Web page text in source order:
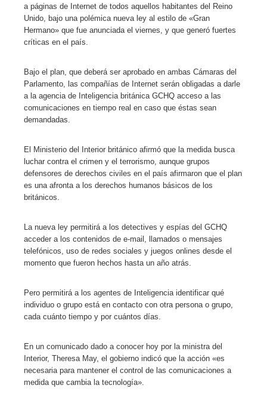
a páginas de Internet de todos aquellos habitantes del Reino
Unido, bajo una polémica nueva ley al estilo de «Gran
Hermano» que fue anunciada el viernes, y que generó fuertes
críticas en el país.
Bajo el plan, que deberá ser aprobado en ambas Cámaras del
Parlamento, las compañías de Internet serán obligadas a darle
a la agencia de Inteligencia británica GCHQ acceso a las
comunicaciones en tiempo real en caso que éstas sean
demandadas.
El Ministerio del Interior británico afirmó que la medida busca
luchar contra el crimen y el terrorismo, aunque grupos
defensores de derechos civiles en el país afirmaron que el plan
es una afronta a los derechos humanos básicos de los
británicos.
La nueva ley permitirá a los detectives y espías del GCHQ
acceder a los contenidos de e-mail, llamados o mensajes
telefónicos, uso de redes sociales y juegos onlines desde el
momento que fueron hechos hasta un año atrás.
Pero permitirá a los agentes de Inteligencia identificar qué
individuo o grupo está en contacto con otra persona o grupo,
cada cuánto tiempo y por cuántos días.
En un comunicado dado a conocer hoy por la ministra del
Interior, Theresa May, el gobierno indicó que la acción «es
necesaria para mantener el control de las comunicaciones a
medida que cambia la tecnología».